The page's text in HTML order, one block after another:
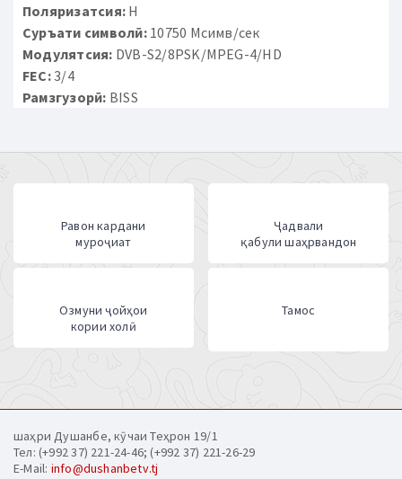
Поляризатсия: H
Суръати символӣ:10750 Мсимв/сек
Модулятсия: DVB-S2/8PSK/MPEG-4/HD
FEC:3/4
Рамзгузорӣ: BISS
Равон кардани
муроҷиат
Ҷадвали
қабули шаҳрвандон
Озмуни ҷойҳои
кории холӣ
Тамос
шаҳри Душанбе, кӯчаи Теҳрон 19/1
Тел: (+992 37) 221-24-46; (+992 37) 221-26-29
E-Mail: info@dushanbetv.tj